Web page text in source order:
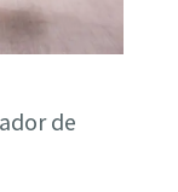
de